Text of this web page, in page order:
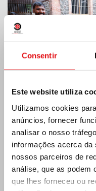
Consentir
Este website utiliza
Utilizamos cookies
anúncios, fornecer
analisar o nosso
informações acerca
nossos parceiros de
análise, que as podem
que lhes forneceu ou
Costa do Marfim: